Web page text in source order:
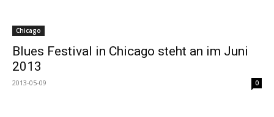
Chicago
Blues Festival in Chicago steht an im Juni
2013
2013-05-09 0